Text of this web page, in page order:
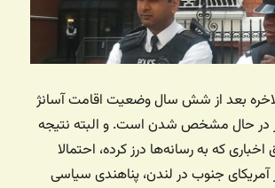
بعد از شش سال وضعیت اقامت آسانژ
در حال مشخص شدن است. و البته نتیجه
که به رسانه‌ها درز کرده، احتمالا
جنوب در لندن، پناهندی سیاسی